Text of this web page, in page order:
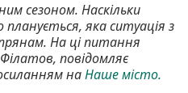
сезоном. Наскільки
яка ситуація з
На ці питання
повідомляє
наНаше місто.